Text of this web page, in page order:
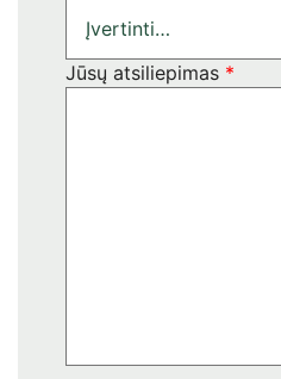
Jūsų atsiliepimas *